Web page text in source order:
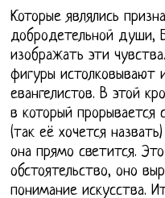
Которые являлись
добродетельной души,
изображать эти
фигуры истолковывают
евангелистов. В этой
в который прорывается
(так её хочется
она прямо светится.
обстоятельство, оно
понимание искусства.